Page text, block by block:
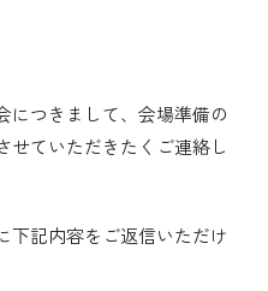
につきまして、会場準備の
せていただきたくご連絡し
下記内容をご返信いただけ